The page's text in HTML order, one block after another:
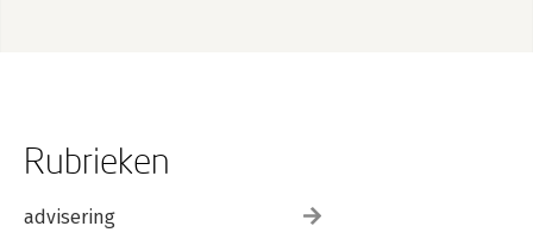
Rubrieken
advisering